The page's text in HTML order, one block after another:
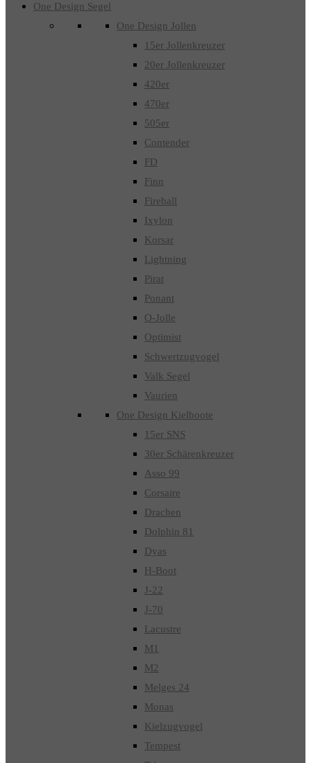
One Design Segel
One Design Jollen
15er Jollenkreuzer
20er Jollenkreuzer
420er
470er
505er
Contender
FD
Finn
Fireball
Ixylon
Korsar
Lightning
Pirat
Ponant
O-Jolle
Optimist
Schwertzugvogel
Valk Segel
Vaurien
One Design Kielboote
15er SNS
30er Schärenkreuzer
Asso 99
Corsaire
Drachen
Dolphin 81
Dyas
H-Boot
J-22
J-70
Lacustre
M1
M2
Melges 24
Monas
Kielzugvogel
Tempest